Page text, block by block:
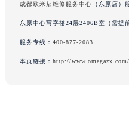
成都欧米茄维修服务中心 （东原店）
东原中心写字楼24层2406B室（需提
服务专线： 400-877-2083
本页链接： http://